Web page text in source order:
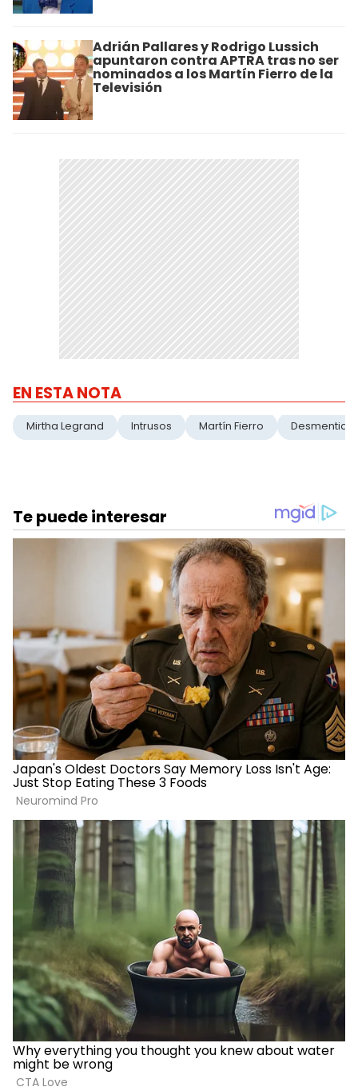
Adrián Pallares y Rodrigo Lussich
apuntaron contra APTRA tras no ser
nominados a los Martín Fierro de la
Televisión
EN ESTA NOTA
Mirtha Legrand Intrusos Martín Fierro Desmentida